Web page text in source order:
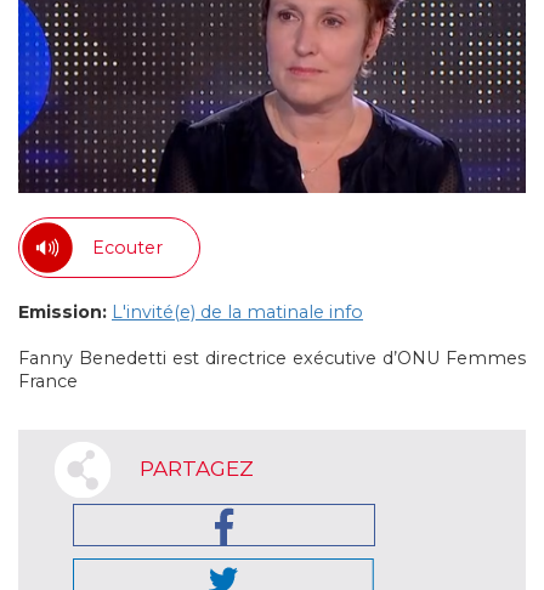
Ecouter
Emission: L'invité(e) de la matinale info
Fanny Benedetti est directrice exécutive d’ONU Femmes
France
PARTAGEZ